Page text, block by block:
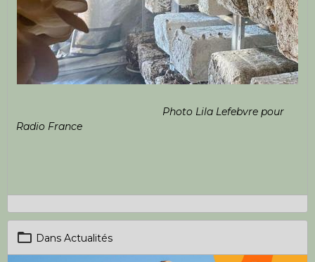
Photo Lila Lefebvre pour
Radio France
Dans Actualités